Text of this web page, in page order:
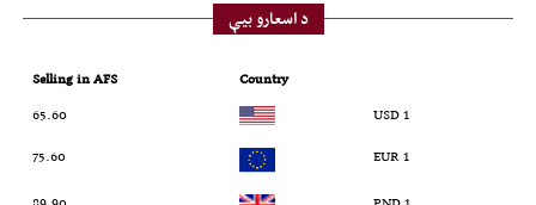
د اسعارو بیې
Country
Selling in AFS
1 USD
65.60
1 EUR
75.60